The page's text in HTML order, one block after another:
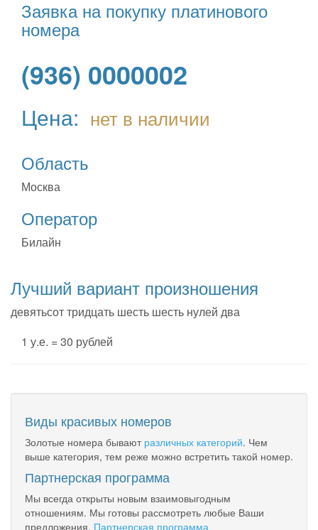
Заявка на покупку платинового
номера
(936) 0000002
Цена: нет в наличии
Область
Москва
Оператор
Билайн
Лучший вариант произношения
девятьсот тридцать шесть шесть нулей два
1 у.е. = 30 рублей
Виды красивых номеров
Золотые номера бывают различных категорий. Чем
выше категория, тем реже можно встретить такой номер.
Партнерская программа
Мы всегда открыты новым взаимовыгодным
отношениям. Мы готовы рассмотреть любые Ваши
предложения. Партнерская программа